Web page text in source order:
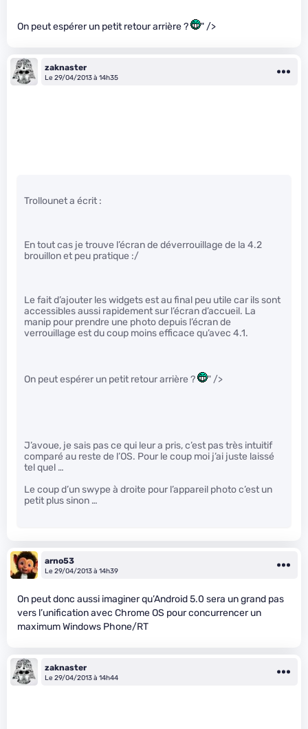
On peut espérer un petit retour arrière ? " />
zaknaster
Le 29/04/2013 à 14h35
Trollounet a écrit :
En tout cas je trouve l’écran de déverrouillage de la 4.2
brouillon et peu pratique :/
Le fait d’ajouter les widgets est au final peu utile car ils sont
accessibles aussi rapidement sur l’écran d’accueil. La
manip pour prendre une photo depuis l’écran de
verrouillage est du coup moins efficace qu’avec 4.1.
On peut espérer un petit retour arrière ? " />
J’avoue, je sais pas ce qui leur a pris, c’est pas très intuitif
comparé au reste de l’OS. Pour le coup moi j’ai juste laissé
tel quel …
Le coup d’un swype à droite pour l’appareil photo c’est un
petit plus sinon …
arno53
Le 29/04/2013 à 14h39
On peut donc aussi imaginer qu’Android 5.0 sera un grand pas
vers l’unification avec Chrome OS pour concurrencer un
maximum Windows Phone/RT
zaknaster
Le 29/04/2013 à 14h44